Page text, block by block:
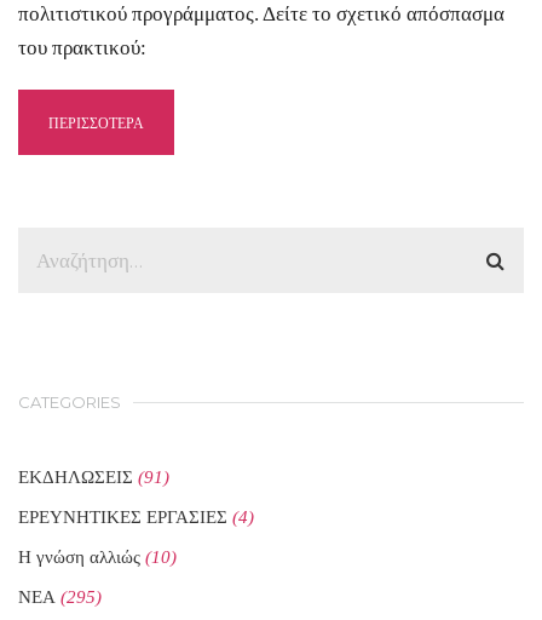
πολιτιστικού προγράμματος. Δείτε το σχετικό απόσπασμα
του πρακτικού:
ΠΕΡΙΣΣΟΤΕΡΑ
CATEGORIES
ΕΚΔΗΛΩΣΕΙΣ (91)
ΕΡΕΥΝΗΤΙΚΕΣ ΕΡΓΑΣΙΕΣ (4)
Η γνώση αλλιώς (10)
ΝΕΑ (295)